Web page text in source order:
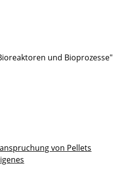
und Bioprozesse"
von Pellets